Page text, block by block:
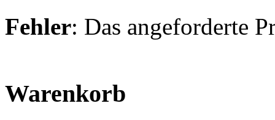
Fehler: Das angeforderte
Warenkorb